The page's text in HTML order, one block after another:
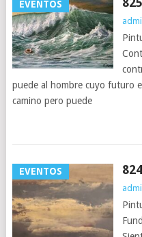
EVENTOS
puede al hombre cuyo futuro
camino pero puede
EVENTOS